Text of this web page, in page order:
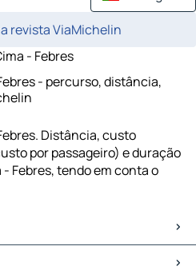
revista ViaMichelin
- Febres
- percurso, distância,
Distância, custo
por passageiro) e duração
Febres, tendo em conta o